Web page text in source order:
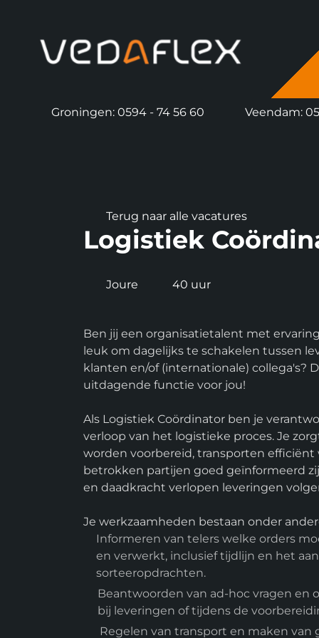
Groningen: 0594 - 74 56 60 Veendam:
Terug naar alle vacatures
Logistiek
Joure 40 uur
Ben jij een organisatietalent met
leuk om dagelijks te schakelen tussen
klanten en/of (internationale) collega's?
uitdagende functie voor jou!
Als Logistiek Coördinator ben je
verloop van het logistieke proces. Je
worden voorbereid, transporten efficiënt
betrokken partijen goed geïnformeerd
en daadkracht verlopen leveringen
Je werkzaamheden bestaan onder
Informeren van telers welke orders
en verwerkt, inclusief tijdlijn en het
sorteeropdrachten.
Beantwoorden van ad-hoc vragen en
bij leveringen of tijdens de
Regelen van transport en maken van